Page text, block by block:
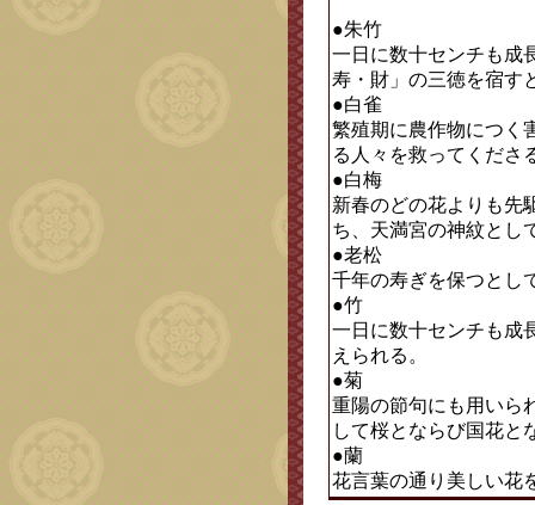
●朱竹
一日に数十センチも成
寿・財」の三徳を宿す
●白雀
繁殖期に農作物につく
る人々を救ってくださ
●白梅
新春のどの花よりも先
ち、天満宮の神紋とし
●老松
千年の寿ぎを保つとし
●竹
一日に数十センチも成
えられる。
●菊
重陽の節句にも用いら
して桜とならび国花と
●蘭
花言葉の通り美しい花